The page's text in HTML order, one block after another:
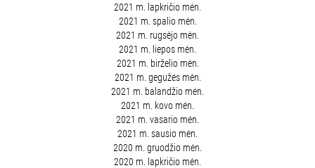
2021 m. lapkričio mėn.
2021 m. spalio mėn.
2021 m. rugsėjo mėn.
2021 m. liepos mėn.
2021 m. birželio mėn.
2021 m. gegužės mėn.
2021 m. balandžio mėn.
2021 m. kovo mėn.
2021 m. vasario mėn.
2021 m. sausio mėn.
2020 m. gruodžio mėn.
2020 m. lapkričio mėn.